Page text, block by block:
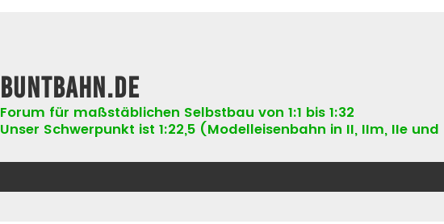
buntbahn.de
Forum für maßstäblichen Selbstbau von 1:1 bis 1:32
Unser Schwerpunkt ist 1:22,5 (Modelleisenbahn in II, IIm, IIe